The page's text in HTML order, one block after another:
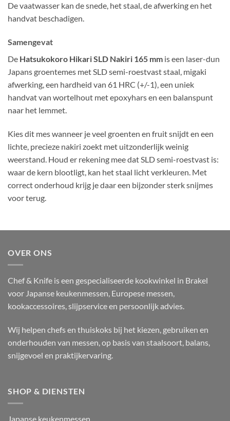
De vaatwasser kan de snede, het staal, de afwerking en het
handvat beschadigen.
Samengevat
De Hatsukokoro Hikari SLD Nakiri 165 mm is een laser-dun
Japans groentemes met SLD semi-roestvast staal, migaki
afwerking, een hardheid van 61 HRC (+/-1), een uniek
handvat van wortelhout met epoxyhars en een balanspunt
naar het lemmet.
Kies dit mes wanneer je veel groenten en fruit snijdt en een
lichte, precieze nakiri zoekt met uitzonderlijk weinig
weerstand. Houd er rekening mee dat SLD semi-roestvast is:
waar de kern blootligt, kan het staal licht verkleuren. Met
correct onderhoud krijg je daar een bijzonder sterk snijmes
voor terug.
OVER ONS
Chef & Knife is een gespecialiseerde kookwinkel in Brakel
voor Japanse keukenmessen, Europese messen,
kookaccessoires, slijpservice en persoonlijk advies.
Wij helpen chefs en thuiskoks bij het kiezen, gebruiken en
onderhouden van messen, op basis van staalsoort, balans,
snijgevoel en praktijkervaring.
SHOP & DIENSTEN
Japanse keukenmessen